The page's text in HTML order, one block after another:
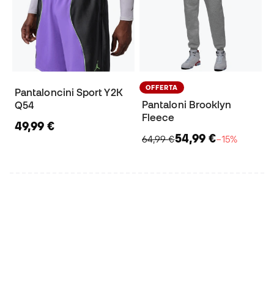
Pantaloncini Sport Y2K
Q54
49,99 €
OFFERTA
Pantaloni Brooklyn
Fleece
64,99 €54,99 €−15%